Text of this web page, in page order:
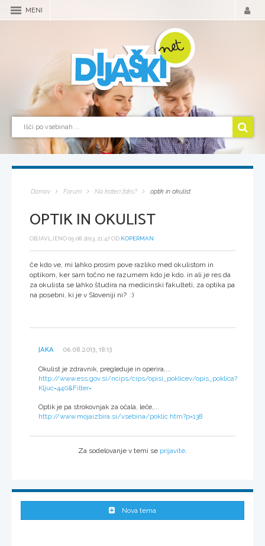
MENI
Domov Forum Na kateri faks? optik in okulist
OPTIK IN OKULIST
OBJAVLJENO 05.08.2013, 21:47 OD KOPERMAN
če kdo ve, mi lahko prosim pove razliko med okulistom in
optikom, ker sam točno ne razumem kdo je kdo. in ali je res da
za okulista se lahko študira na medicinski fakulteti, za optika pa
na posebni, ki je v Sloveniji ni? :)
JAKA 06.08.2013, 18:13
Okulist je zdravnik, pregleduje in operira,...
http://www.ess.gov.si/ncips/cips/opisi_poklicev/opis_poklica?
Kljuc=440&Filter=
Optik je pa strokovnjak za očala, leče,...
http://www.mojaizbira.si/vsebina/poklic.htm?p=138
Za sodelovanje v temi se prijavite
Nova tema